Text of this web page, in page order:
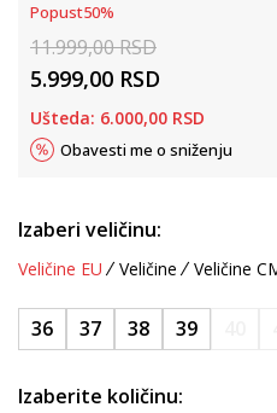
Popust50%
11.999,00RSD
5.999,00 RSD
Ušteda: 6.000,00 RSD
Obavesti me o sniženju
Izaberi veličinu:
Veličine EU Veličine Veličine
36 37 38 39
Izaberite količinu: